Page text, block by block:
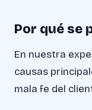
Por qué se
En nuestra
causas
mala fe del